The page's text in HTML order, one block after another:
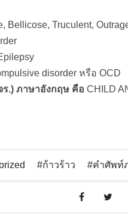
Bellicose, Truculent,
disorder หรือ OCD
.) ภาษาอังกฤษ คือ CHILD
ก้าวร้าว คำศัพท์